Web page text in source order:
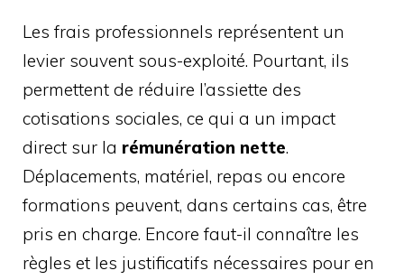
Les frais professionnels représentent un
levier souvent sous-exploité. Pourtant, ils
permettent de réduire l’assiette des
cotisations sociales, ce qui a un impact
direct sur la rémunération nette.
Déplacements, matériel, repas ou encore
formations peuvent, dans certains cas, être
pris en charge. Encore faut-il connaître les
règles et les justificatifs nécessaires pour en